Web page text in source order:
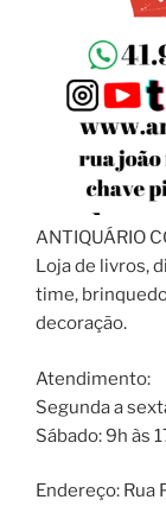
ANTIQUÁRIO
Loja de livros,
time,
decoração.
Atendimento:
Segunda a
Sábado: 9h às
Endereço: Rua